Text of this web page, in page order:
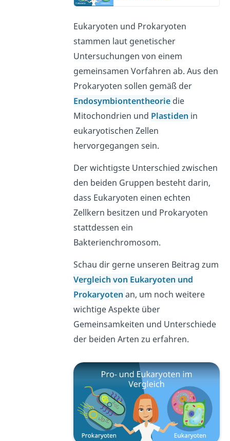
Eukaryoten und Prokaryoten
stammen laut genetischer
Untersuchungen von einem
gemeinsamen Vorfahren ab. Aus den
Prokaryoten sollen gemäß der
Endosymbiontentheorie die
Mitochondrien und Plastiden in
eukaryotischen Zellen
hervorgegangen sein.
Der wichtigste Unterschied zwischen
den beiden Gruppen besteht darin,
dass Eukaryoten einen echten
Zellkern besitzen und Prokaryoten
stattdessen ein
Bakterienchromosom.
Schau dir gerne unseren Beitrag zum
Vergleich von Eukaryoten und
Prokaryotenan, um noch weitere
wichtige Aspekte über
Gemeinsamkeiten und Unterschiede
der beiden Arten zu erfahren.